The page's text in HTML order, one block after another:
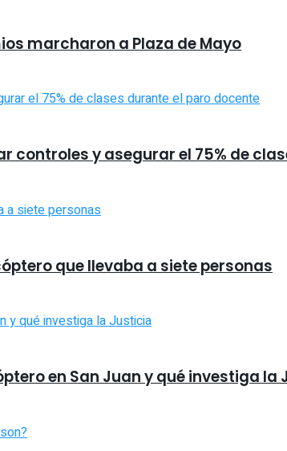
marcharon a Plaza de Mayo
controles y asegurar el 75% de
que llevaba a siete personas
en San Juan y qué investiga la